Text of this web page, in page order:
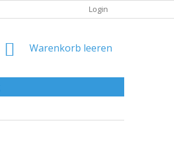
Login
WARENKORB
Warenkorb leeren